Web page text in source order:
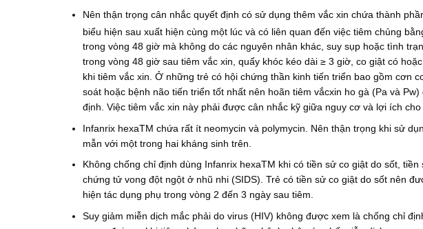
Nên thận trọng cân nhắc quyết định có sử dụng thêm vắc xin chứa thành
biểu hiện sau xuất hiện cùng một lúc và có liên quan đến việc tiêm chủng
trong vòng 48 giờ mà không do các nguyên nhân khác, suy sụp hoặc tình
trong vòng 48 giờ sau tiêm vắc xin, quấy khóc kéo dài ≥ 3 giờ, co giật có
khi tiêm vắc xin. Ở những trẻ có hội chứng thần kinh tiến triển bao gồm cơn
soát hoặc bệnh não tiến triển tốt nhất nên hoãn tiêm vắcxin ho gà (Pa và
định. Việc tiêm vắc xin này phải được cân nhắc kỹ giữa nguy cơ và lợi ích
Infanrix hexaTM chứa rất ít neomycin và polymycin. Nên thận trọng khi sử
mẫn với một trong hai kháng sinh trên.
Không chống chỉ định dùng Infanrix hexaTM khi có tiền sử co giật do sốt,
chứng tử vong đột ngột ở nhũ nhi (SIDS). Trẻ có tiền sử co giật do sốt nên
hiện tác dụng phụ trong vòng 2 đến 3 ngày sau tiêm.
Suy giảm miễn dịch mắc phải do virus (HIV) không được xem là chống chỉ